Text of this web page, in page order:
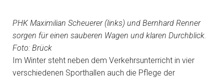
PHK Maximilian Scheuerer (links) und Bernhard Renner
sorgen für einen sauberen Wagen und klaren Durchblick.
Foto: Brück
Im Winter steht neben dem Verkehrsunterricht in vier
verschiedenen Sporthallen auch die Pflege der